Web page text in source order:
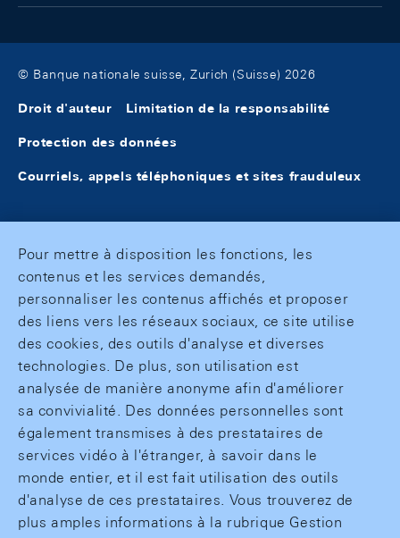
© Banque nationale suisse, Zurich (Suisse) 2026
Droit d'auteur Limitation de la responsabilité
Protection des données
Courriels, appels téléphoniques et sites frauduleux
Pour mettre à disposition les fonctions, les
contenus et les services demandés,
personnaliser les contenus affichés et proposer
des liens vers les réseaux sociaux, ce site utilise
des cookies, des outils d'analyse et diverses
technologies. De plus, son utilisation est
analysée de manière anonyme afin d'améliorer
sa convivialité. Des données personnelles sont
également transmises à des prestataires de
services vidéo à l'étranger, à savoir dans le
monde entier, et il est fait utilisation des outils
d'analyse de ces prestataires. Vous trouverez de
plus amples informations à la rubrique Gestion